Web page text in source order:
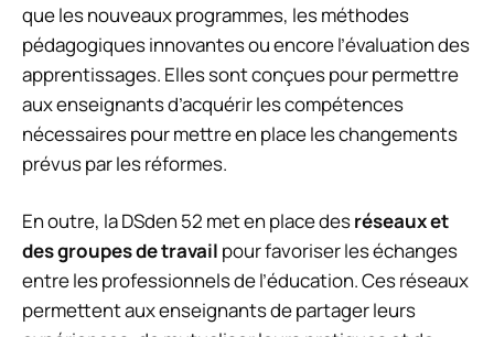
que les nouveaux programmes, les méthodes
pédagogiques innovantes ou encore l’évaluation des
apprentissages. Elles sont conçues pour permettre
aux enseignants d’acquérir les compétences
nécessaires pour mettre en place les changements
prévus par les réformes.
En outre, la DSden 52 met en place desréseaux et
des groupes de travail pour favoriser les échanges
entre les professionnels de l’éducation. Ces réseaux
permettent aux enseignants de partager leurs